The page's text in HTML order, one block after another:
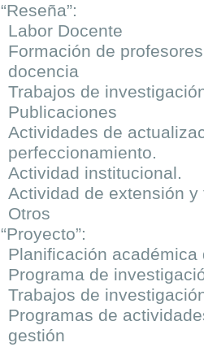
“Reseña”:
Labor Docente
Formación de
docencia
Trabajos de
Publicaciones
Actividades de
perfeccionamiento.
Actividad institucional.
Actividad de extensión y
Otros
“Proyecto”:
Planificación
Programa de
Trabajos de
Programas de
gestión